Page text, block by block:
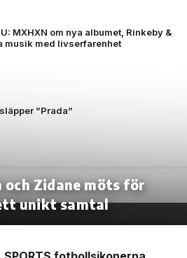
MXHXN om nya albumet, Rinkeby &
musik med livserfarenhet
”Prada”
och Zidane möts för
unikt samtal